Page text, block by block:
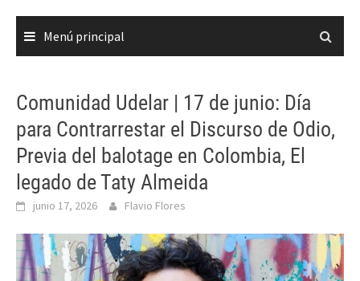
Menú principal
Comunidad Udelar | 17 de junio: Día
para Contrarrestar el Discurso de Odio,
Previa del balotage en Colombia, El
legado de Taty Almeida
junio 17, 2026 Flavio Flores